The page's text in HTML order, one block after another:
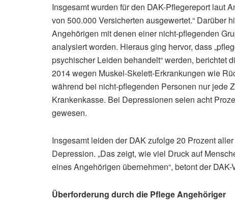
Insgesamt wurden für den DAK-Pflegereport laut
von 500.000 Versicherten ausgewertet.“ Darüber
Angehörigen mit denen einer nicht-pflegenden
analysiert worden. Hieraus ging hervor, dass
psychischer Leiden behandelt“ werden, berichtet
2014 wegen Muskel-Skelett-Erkrankungen wie
während bei nicht-pflegenden Personen nur jede
Krankenkasse. Bei Depressionen seien acht
gewesen.
Insgesamt leiden der DAK zufolge 20 Prozent
Depression. „Das zeigt, wie viel Druck auf
eines Angehörigen übernehmen“, betont der
Überforderung durch die Pflege Angehöriger